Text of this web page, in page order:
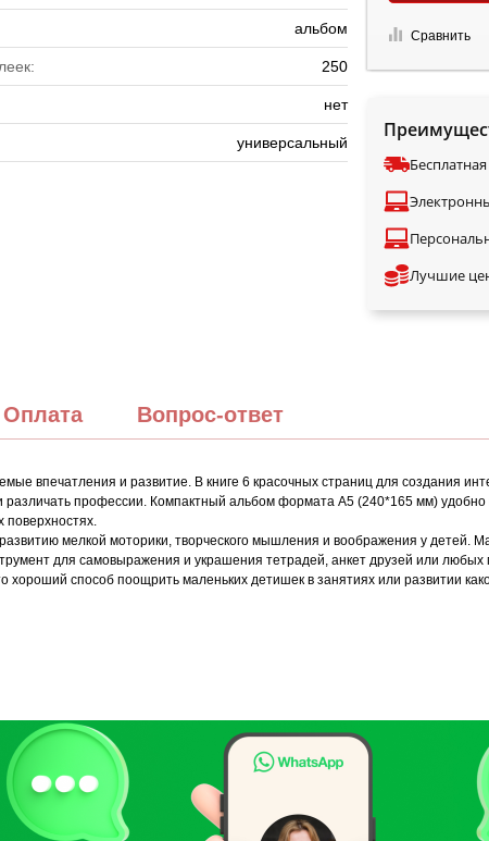
альбом
250
нет
универсальный
Сравнить
Лучшие
Оплата Вопрос-ответ
впечатления и развитие. В книге 6 красочных страниц для создания
профессии. Компактный альбом формата А5 (240*165 мм) удобно
поверхностях.
мелкой моторики, творческого мышления и воображения у детей.
для самовыражения и украшения тетрадей, анкет друзей или
способ поощрить маленьких детишек в занятиях или развитии